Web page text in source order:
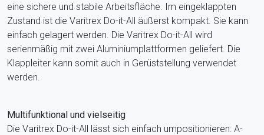
eine sichere und stabile Arbeitsfläche. Im eingeklappten
Zustand ist die Varitrex Do-it-All äußerst kompakt. Sie kann
einfach gelagert werden. Die Varitrex Do-it-All wird
serienmäßig mit zwei Aluminiumplattformen geliefert. Die
Klappleiter kann somit auch in Gerüststellung verwendet
werden.
Multifunktional und vielseitig
Die Varitrex Do-it-All lässt sich einfach umpositionieren: A-